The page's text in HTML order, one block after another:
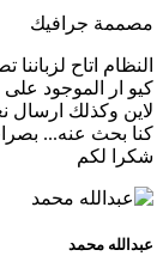
مصممة جرافيك
النظام اتاح
كيو ار الموجود
لاين وكذلك
كنا بحث عنه...
شكرا لكم
عبدالله محمد